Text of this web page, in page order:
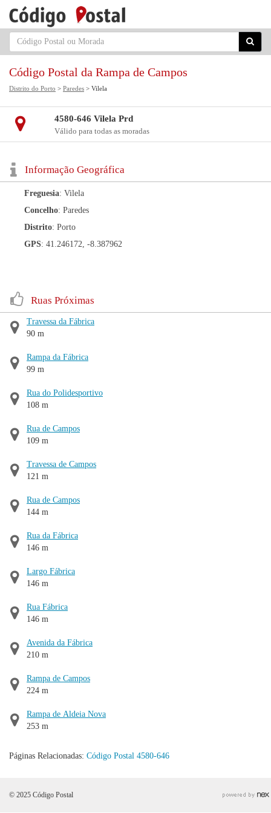
Código Postal da Rampa de Campos
Distrito do Porto > Paredes > Vilela
4580-646 Vilela Prd
Válido para todas as moradas
Informação Geográfica
Freguesia: Vilela
Concelho: Paredes
Distrito: Porto
GPS: 41.246172, -8.387962
Ruas Próximas
Travessa da Fábrica
90 m
Rampa da Fábrica
99 m
Rua do Polidesportivo
108 m
Rua de Campos
109 m
Travessa de Campos
121 m
Rua de Campos
144 m
Rua da Fábrica
146 m
Largo Fábrica
146 m
Rua Fábrica
146 m
Avenida da Fábrica
210 m
Rampa de Campos
224 m
Rampa de Aldeia Nova
253 m
Páginas Relacionadas: Código Postal 4580-646
© 2025 Código Postal